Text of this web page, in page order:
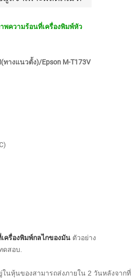
พความร้อนที่เครื่องพิมพ์หัว
างแนวตั้ง)/Epson M-T173V
ครื่องพิมพ์กลไกของมัน ตัวอย่าง
ดสอบ.
นหุ้นของสามารถส่งภายใน 2 วันหลังจาก